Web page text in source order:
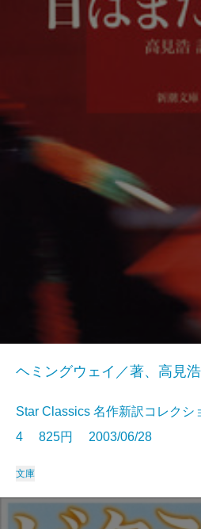
ヘミングウェイ／著、高見
Star Classics 名作新訳コレク
4 825円 2003/06/28
文庫